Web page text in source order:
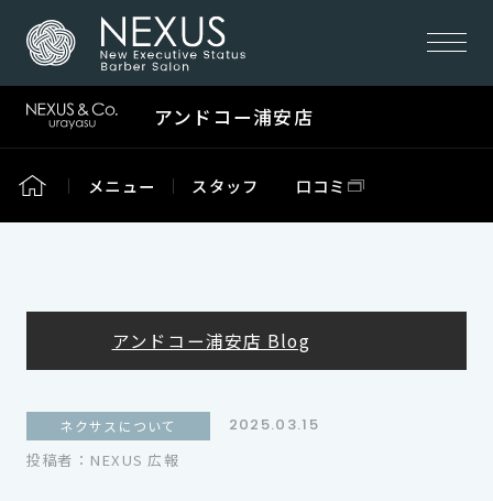
アンドコー浦安店 Blog
ネクサスについて
2025.03.15
投稿者：NEXUS 広報
アンドコー浦安店
メニュー スタッフ 口コミ